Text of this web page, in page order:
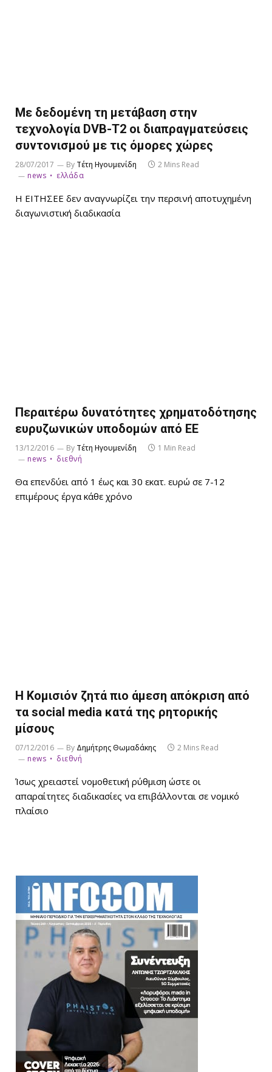
Με δεδομένη τη μετάβαση στην
τεχνολογία DVB-T2 οι διαπραγματεύσεις
συντονισμού με τις όμορες χώρες
28/07/2017 By Τέτη Ηγουμενίδη
2 Mins Read
news
ελλάδα
Η ΕΙΤΗΣΕΕ δεν αναγνωρίζει την περσινή αποτυχημένη
διαγωνιστική διαδικασία
Περαιτέρω δυνατότητες χρηματοδότησης
ευρυζωνικών υποδομών από ΕΕ
13/12/2016 By Τέτη Ηγουμενίδη
1 Min Read
news
διεθνή
Θα επενδύει από 1 έως και 30 εκατ. ευρώ σε 7-12
επιμέρους έργα κάθε χρόνο
Η Κομισιόν ζητά πιο άμεση απόκριση από
τα social media κατά της ρητορικής
μίσους
07/12/2016 By Δημήτρης Θωμαδάκης
2 Mins Read
news
διεθνή
Ίσως χρειαστεί νομοθετική ρύθμιση ώστε οι
απαραίτητες διαδικασίες να επιβάλλονται σε νομικό
πλαίσιο